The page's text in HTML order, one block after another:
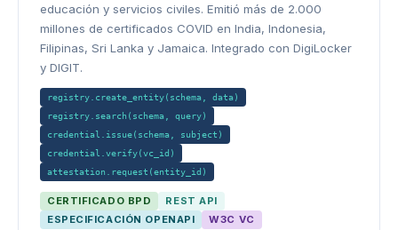
educación y servicios civiles. Emitió más de 2.000
millones de certificados COVID en India, Indonesia,
Filipinas, Sri Lanka y Jamaica. Integrado con DigiLocker
y DIGIT.
registry.create_entity(schema, data)
registry.search(schema, query)
credential.issue(schema, subject)
credential.verify(vc_id)
attestation.request(entity_id)
CERTIFICADO BPD
REST API
ESPECIFICACIÓN OPENAPI
W3C VC